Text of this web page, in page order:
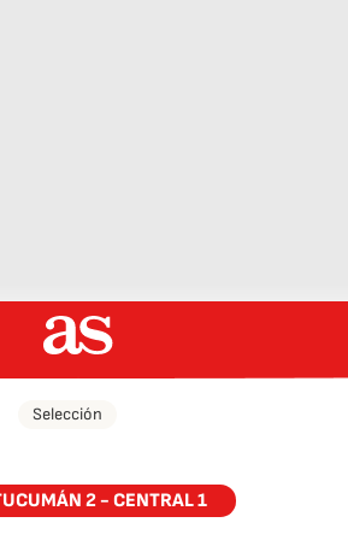
Selección
2 - CENTRAL 1